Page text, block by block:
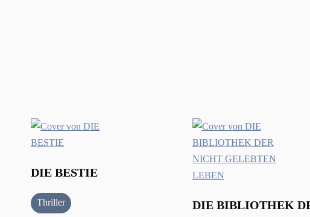
DIE BESTIE
Thriller
DIE BIBLIOTHEK